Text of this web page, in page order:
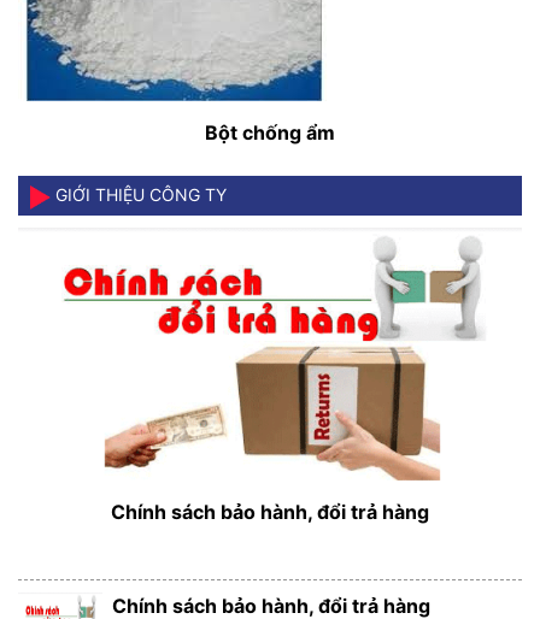
Bột chống ẩm
GIỚI THIỆU CÔNG TY
Chính sách bảo hành, đổi trả hàng
Chính sách bảo hành, đổi trả hàng